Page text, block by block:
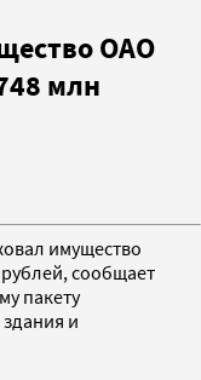
ОАО
млн
имущество
сообщает
пакету
и